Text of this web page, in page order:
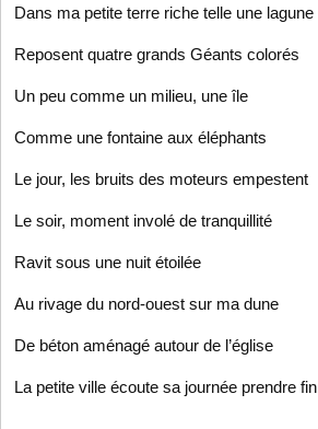
Dans ma petite terre riche telle une lagune
Reposent quatre grands Géants colorés
Un peu comme un milieu, une île
Comme une fontaine aux éléphants
Le jour, les bruits des moteurs empestent
Le soir, moment involé de tranquillité
Ravit sous une nuit étoilée
Au rivage du nord-ouest sur ma dune
De béton aménagé autour de l’église
La petite ville écoute sa journée prendre fin